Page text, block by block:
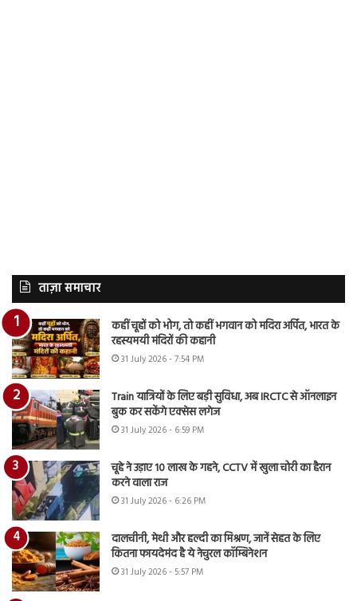
ताज़ा समाचार
कहीं चूहों को भोग, तो कहीं भगवान को मदिरा अर्पित, भारत के
रहस्यमयी मंदिरों की कहानी
31 July 2026 - 7:54 PM
Train यात्रियों के लिए बड़ी सुविधा, अब IRCTC से ऑनलाइन
बुक कर सकेंगे एक्सेस लगेज
31 July 2026 - 6:59 PM
चूहे ने उड़ाए 10 लाख के गहने, CCTV में खुला चोरी का हैरान
करने वाला राज
31 July 2026 - 6:26 PM
दालचीनी, मेथी और हल्दी का मिश्रण, जानें सेहत के लिए
कितना फायदेमंद है ये नेचुरल कॉम्बिनेशन
31 July 2026 - 5:57 PM